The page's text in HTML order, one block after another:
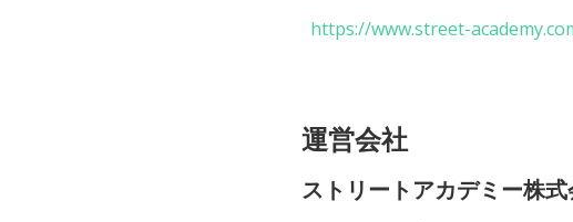
https://www.street-
運営会社
ストリートアカデミー株